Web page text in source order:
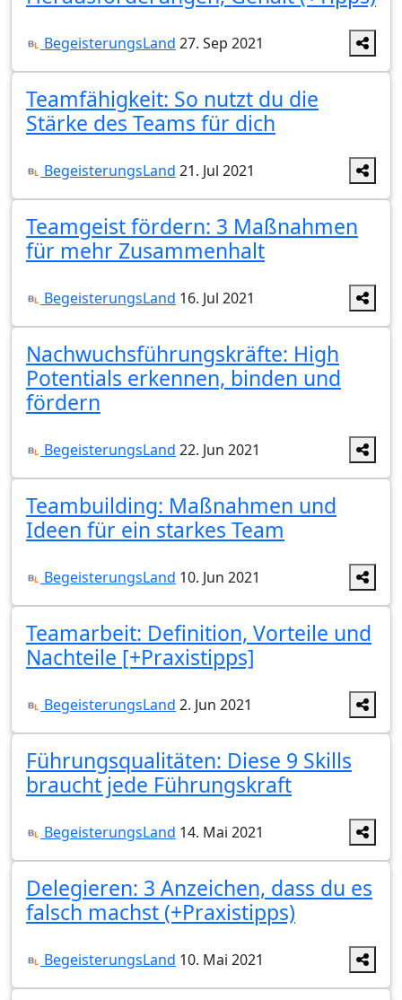
BegeisterungsLand 27. Sep 2021
Teamfähigkeit: So nutzt du die
Stärke des Teams für dich
BegeisterungsLand 21. Jul 2021
Teamgeist fördern: 3 Maßnahmen
für mehr Zusammenhalt
BegeisterungsLand 16. Jul 2021
Nachwuchsführungskräfte: High
Potentials erkennen, binden und
fördern
BegeisterungsLand 22. Jun 2021
Teambuilding: Maßnahmen und
Ideen für ein starkes Team
BegeisterungsLand 10. Jun 2021
Teamarbeit: Definition, Vorteile und
Nachteile [+Praxistipps]
BegeisterungsLand 2. Jun 2021
Führungsqualitäten: Diese 9 Skills
braucht jede Führungskraft
BegeisterungsLand 14. Mai 2021
Delegieren: 3 Anzeichen, dass du es
falsch machst (+Praxistipps)
BegeisterungsLand 10. Mai 2021